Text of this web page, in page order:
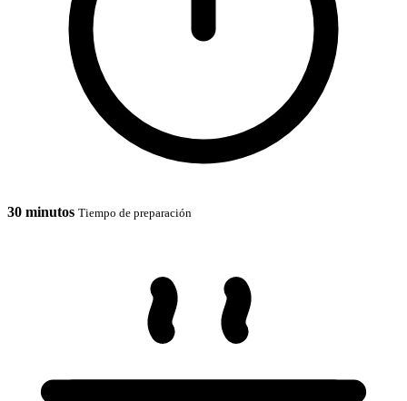
30 minutos Tiempo de preparación